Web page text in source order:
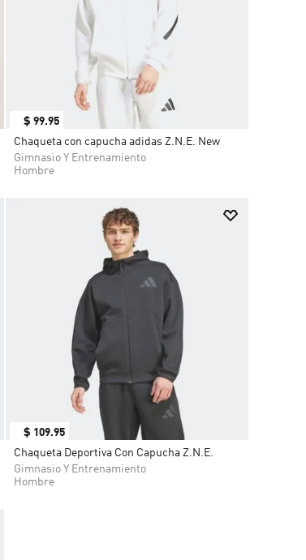
$ 99.95
Chaqueta con capucha adidas Z.N.E. New
Gimnasio Y Entrenamiento
Hombre
$ 109.95
Chaqueta Deportiva Con Capucha Z.N.E.
Gimnasio Y Entrenamiento
Hombre